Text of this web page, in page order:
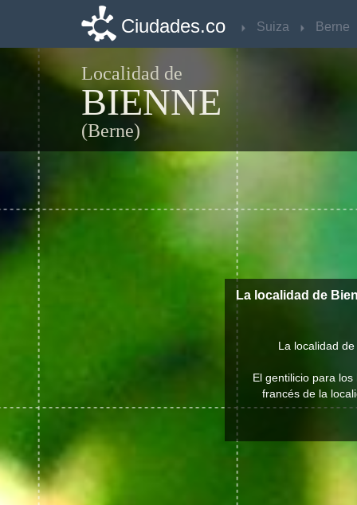
Ciudades.co Suiza Berne
Localidad de
BIENNE
(Berne)
La localidad de
La localidad
El gentilicio para
francés de la
Ciudades.co Suiza Berne